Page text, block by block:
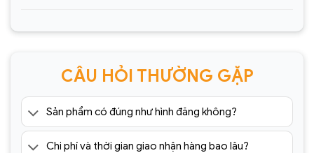
CÂU HỎI THƯỜNG GẶP
Sản phẩm có đúng như hình đăng không?
Chi phí và thời gian giao nhận hàng bao lâu?